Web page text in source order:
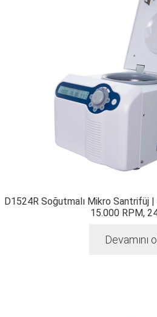
D1524R Soğutmalı Mikro Santrifüj |
15.000 RPM,
Devamını